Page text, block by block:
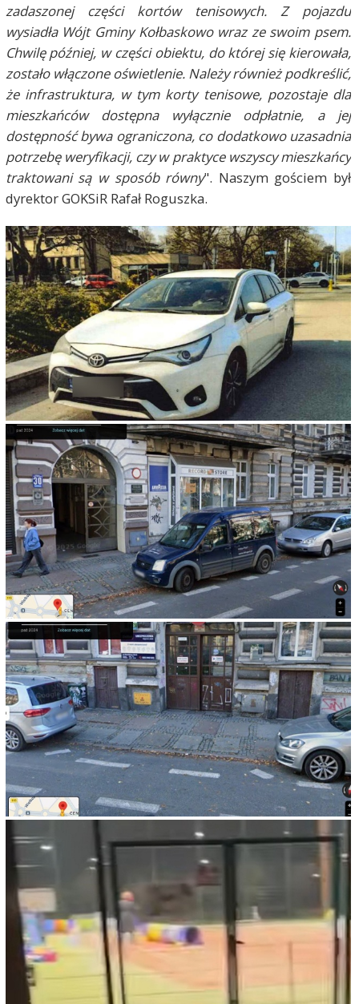
zadaszonej części kortów tenisowych. Z pojazdu
wysiadła Wójt Gminy Kołbaskowo wraz ze swoim psem.
Chwilę później, w części obiektu, do której się kierowała,
zostało włączone oświetlenie. Należy również podkreślić,
że infrastruktura, w tym korty tenisowe, pozostaje dla
mieszkańców dostępna wyłącznie odpłatnie, a jej
dostępność bywa ograniczona, co dodatkowo uzasadnia
potrzebę weryfikacji, czy w praktyce wszyscy mieszkańcy
traktowani są w sposób równy". Naszym gościem był
dyrektor GOKSiR Rafał Roguszka.